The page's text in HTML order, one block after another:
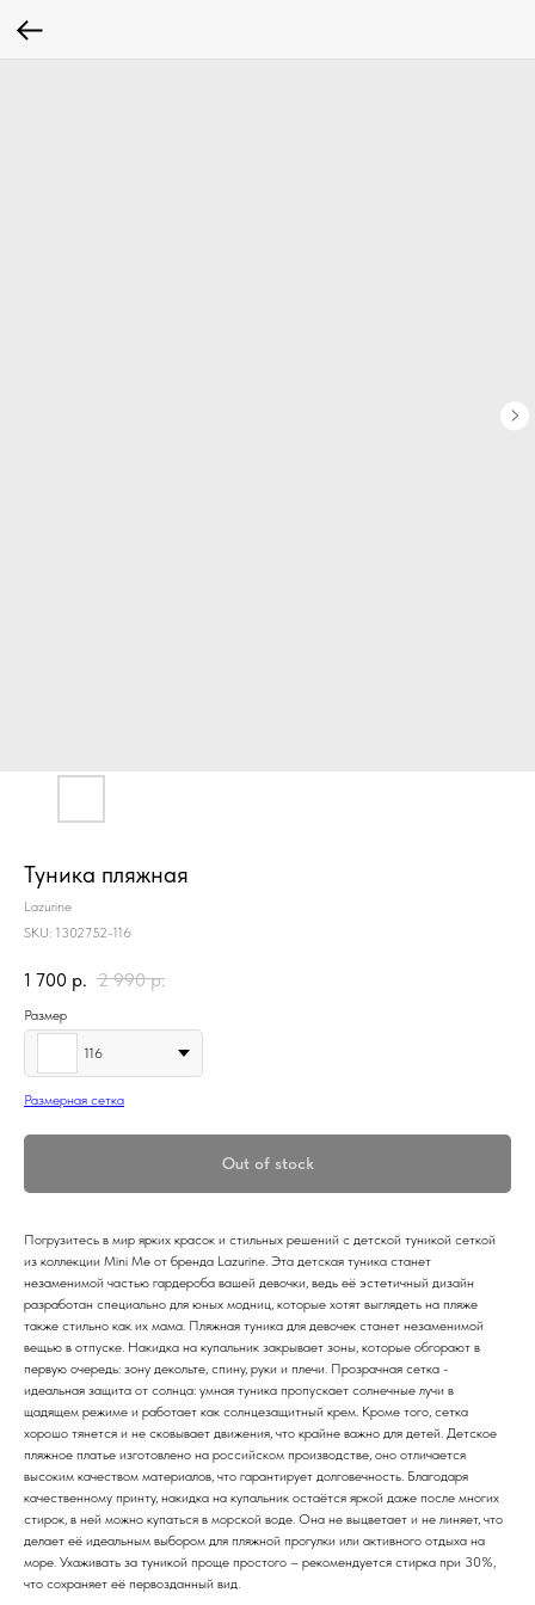
Туника пляжная
Lazurine
SKU: 1302752-116
1 700 р. 2 990 р.
Размер
116
Размерная сетка
Out of stock
Погрузитесь в мир ярких красок и стильных решений с детской туникой сеткой
из коллекции Mini Me от бренда Lazurine. Эта детская туника станет
незаменимой частью гардероба вашей девочки, ведь её эстетичный дизайн
разработан специально для юных модниц, которые хотят выглядеть на пляже
также стильно как их мама. Пляжная туника для девочек станет незаменимой
вещью в отпуске. Накидка на купальник закрывает зоны, которые обгорают в
первую очередь: зону декольте, спину, руки и плечи. Прозрачная сетка -
идеальная защита от солнца: умная туника пропускает солнечные лучи в
щадящем режиме и работает как солнцезащитный крем. Кроме того, сетка
хорошо тянется и не сковывает движения, что крайне важно для детей. Детское
пляжное платье изготовлено на российском производстве, оно отличается
высоким качеством материалов, что гарантирует долговечность. Благодаря
качественному принту, накидка на купальник остаётся яркой даже после многих
стирок, в ней можно купаться в морской воде. Она не выцветает и не линяет, что
делает её идеальным выбором для пляжной прогулки или активного отдыха на
море. Ухаживать за туникой проще простого – рекомендуется стирка при 30%,
что сохраняет её первозданный вид.